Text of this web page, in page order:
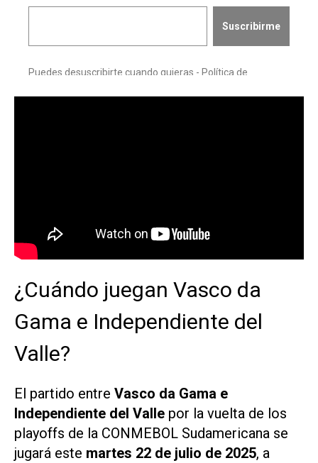
¿Cuándo juegan Vasco da
Gama e Independiente del
Valle?
El partido entre Vasco da Gama e
Independiente del Valle por la vuelta de los
playoffs de la CONMEBOL Sudamericana se
jugará este martes 22 de julio de 2025, a